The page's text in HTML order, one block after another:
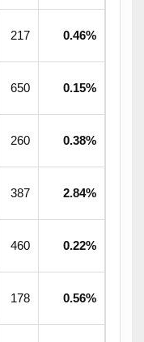
217 0.46%
650 0.15%
260 0.38%
387 2.84%
460 0.22%
178 0.56%